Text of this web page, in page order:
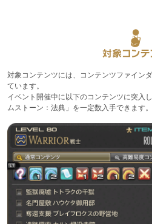
対象コンテンツには、コンテンツファイン
ています。
イベント開催中に以下のコンテンツに突入
ムストーン：法典」を一定数入手できます。